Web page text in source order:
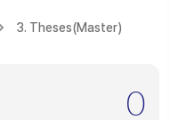
3. Theses(Master)
0